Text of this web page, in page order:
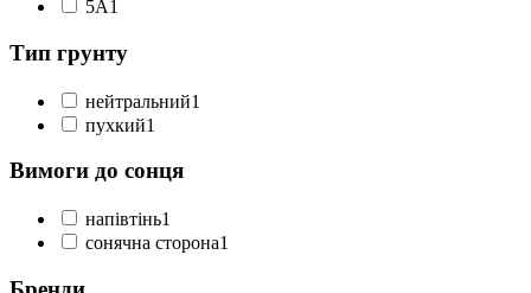
5А1
Тип грунту
нейтральний1
пухкий1
Вимоги до сонця
напівтінь1
сонячна сторона1